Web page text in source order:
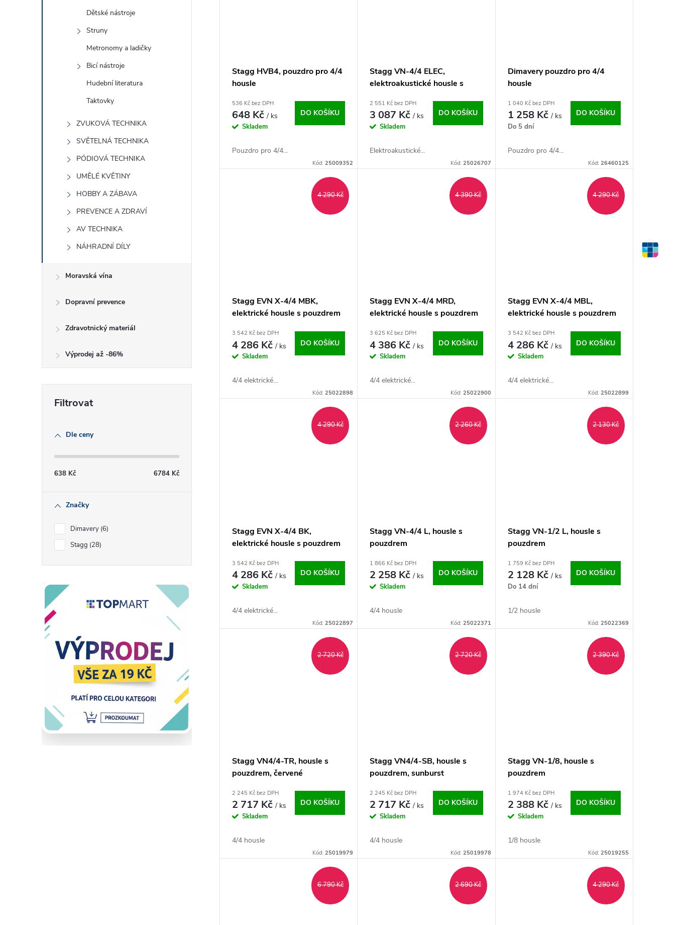
Dětské nástroje
Struny
Metronomy a ladičky
Bicí nástroje
Hudební literatura
Taktovky
ZVUKOVÁ TECHNIKA
SVĚTELNÁ TECHNIKA
PÓDIOVÁ TECHNIKA
UMĚLÉ KVĚTINY
HOBBY A ZÁBAVA
PREVENCE A ZDRAVÍ
AV TECHNIKA
NÁHRADNÍ DÍLY
Moravská vína
Dopravní prevence
Zdravotnický materiál
Výprodej až -86%
Dle ceny
638 Kč 6784 Kč
Značky
Dimavery 6
Stagg 28
Stagg HVB4, pouzdro pro 4/4
housle
536 Kč bez DPH
648 Kč/ ks
Skladem
DO KOŠÍKU
Pouzdro pro 4/4...
Kód:25009352
Stagg VN-4/4 ELEC,
elektroakustické housle s
2 551 Kč bez DPH
3 087 Kč/ ks
Skladem
DO KOŠÍKU
Elektroakustické...
Kód: 25026707
Dimavery pouzdro pro 4/4
housle
1 040 Kč bez DPH
1 258 Kč/ ks
Do 5 dní
DO KOŠÍKU
Pouzdro pro 4/4...
Kód: 26460125
4 290 Kč
Stagg EVN X-4/4 MBK,
elektrické housle s pouzdrem
3 542 Kč bez DPH
4 286 Kč/ ks
Skladem
DO KOŠÍKU
4/4 elektrické...
Kód:25022898
4 390 Kč
Stagg EVN X-4/4 MRD,
elektrické housle s pouzdrem
3 625 Kč bez DPH
4 386 Kč/ ks
Skladem
DO KOŠÍKU
4/4 elektrické...
Kód: 25022900
4 290 Kč
Stagg EVN X-4/4 MBL,
elektrické housle s pouzdrem
3 542 Kč bez DPH
4 286 Kč/ ks
Skladem
DO KOŠÍKU
4/4 elektrické...
Kód: 25022899
4 290 Kč
Stagg EVN X-4/4 BK,
elektrické housle s pouzdrem
3 542 Kč bez DPH
4 286 Kč/ ks
Skladem
DO KOŠÍKU
4/4 elektrické...
Kód:25022897
2 260 Kč
Stagg VN-4/4 L, housle s
pouzdrem
1 866 Kč bez DPH
2 258 Kč/ ks
Skladem
DO KOŠÍKU
4/4 housle
Kód: 25022371
2 130 Kč
Stagg VN-1/2 L, housle s
pouzdrem
1 759 Kč bez DPH
2 128 Kč/ ks
Do 14 dní
DO KOŠÍKU
1/2 housle
Kód: 25022369
2 720 Kč
Stagg VN4/4-TR, housle s
pouzdrem, červené
2 245 Kč bez DPH
2 717 Kč/ ks
Skladem
DO KOŠÍKU
4/4 housle
Kód:25019979
2 720 Kč
Stagg VN4/4-SB, housle s
pouzdrem, sunburst
2 245 Kč bez DPH
2 717 Kč/ ks
Skladem
DO KOŠÍKU
4/4 housle
Kód: 25019978
2 390 Kč
Stagg VN-1/8, housle s
pouzdrem
1 974 Kč bez DPH
2 388 Kč/ ks
Skladem
DO KOŠÍKU
1/8 housle
Kód: 25019255
6 790 Kč 2 690 Kč 4 290 Kč